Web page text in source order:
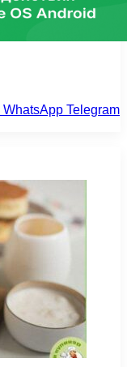
WhatsApp Telegram